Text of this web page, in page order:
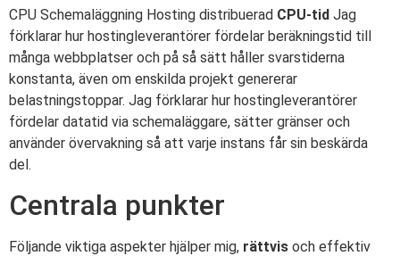
CPU Schemaläggning Hosting distribuerad CPU-tid Jag
förklarar hur hostingleverantörer fördelar beräkningstid till
många webbplatser och på så sätt håller svarstiderna
konstanta, även om enskilda projekt genererar
belastningstoppar. Jag förklarar hur hostingleverantörer
fördelar datatid via schemaläggare, sätter gränser och
använder övervakning så att varje instans får sin beskärda
del.
Centrala punkter
Följande viktiga aspekter hjälper mig, rättvis och effektiv